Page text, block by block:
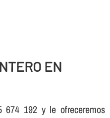
EN
674 192 y le ofreceremos